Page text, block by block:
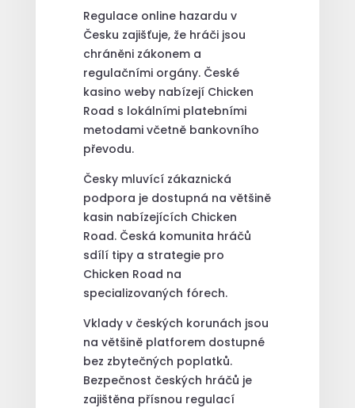
Regulace online hazardu v
Česku zajišťuje, že hráči jsou
chráněni zákonem a
regulačními orgány. České
kasino weby nabízejí Chicken
Road s lokálními platebními
metodami včetně bankovního
převodu.
Česky mluvící zákaznická
podpora je dostupná na většině
kasin nabízejících Chicken
Road. Česká komunita hráčů
sdílí tipy a strategie pro
Chicken Road na
specializovaných fórech.
Vklady v českých korunách jsou
na většině platforem dostupné
bez zbytečných poplatků.
Bezpečnost českých hráčů je
zajištěna přísnou regulací